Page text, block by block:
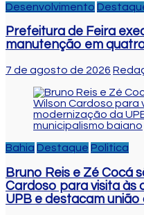
Desenvolvimento
Prefeitura de Feira
manutenção em
7 de agosto de 2026
Bahia Destaque Politica
Bruno Reis e Zé Cocá
Cardoso para visita às
UPB e destacam